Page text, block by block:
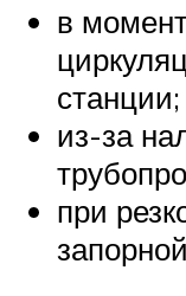
в
станции;
из-за
при